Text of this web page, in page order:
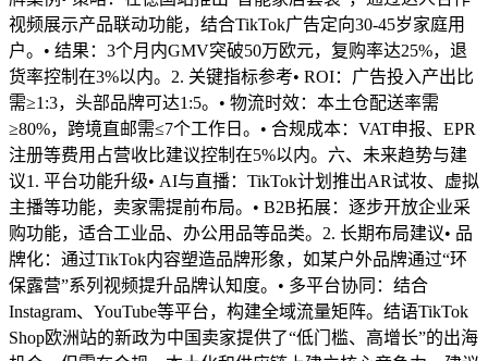
视频展示产品联动功能，结合TikTok广告定向30-45岁家庭用
户。• 结果：3个月内GMV突破50万欧元，复购率达25%，退
货率控制在3%以内。2. 关键指标参考• ROI：广告投入产出比
需≥1:3，头部品牌可达1:5。• 物流时效：本土仓配送率需
≥80%，跨境直邮需≤7个工作日。• 合规成本：VAT申报、EPR
注册等费用占营收比建议控制在5%以内。六、未来趋势与建
议1. 平台功能升级• AI与直播：TikTok计划推出AR试妆、虚拟
主播等功能，卖家需提前布局。• B2B拓展：逐步开放企业采
购功能，适合工业品、办公用品等品类。2. 长期布局建议• 品
牌化：通过TikTok内容塑造品牌形象，如某户外品牌通过“环
保露营”系列视频提升品牌认知度。• 多平台协同：结合
Instagram、YouTube等平台，构建全域流量矩阵。结语TikTok
Shop欧洲站的新政为中国卖家提供了“低门槛、高增长”的出海